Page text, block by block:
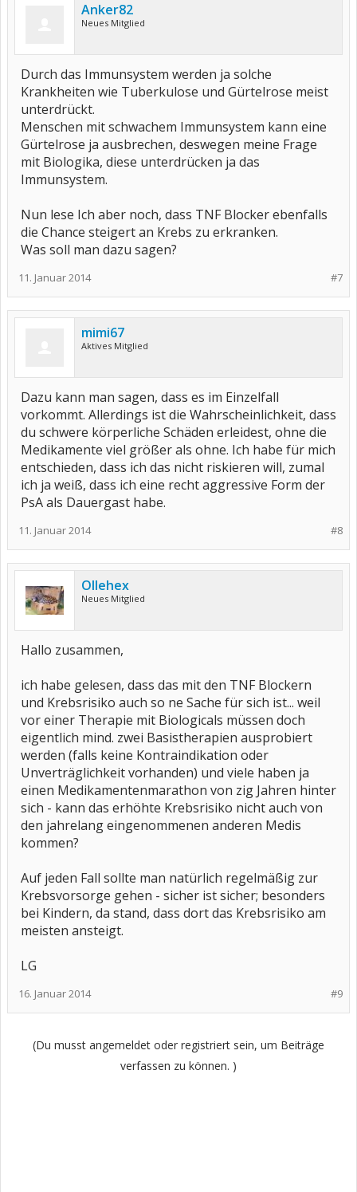
Anker82
Neues Mitglied
Durch das Immunsystem werden ja solche
Krankheiten wie Tuberkulose und Gürtelrose meist
unterdrückt.
Menschen mit schwachem Immunsystem kann eine
Gürtelrose ja ausbrechen, deswegen meine Frage
mit Biologika, diese unterdrücken ja das
Immunsystem.
Nun lese Ich aber noch, dass TNF Blocker ebenfalls
die Chance steigert an Krebs zu erkranken.
Was soll man dazu sagen?
#7
11. Januar 2014
mimi67
Aktives Mitglied
Dazu kann man sagen, dass es im Einzelfall
vorkommt. Allerdings ist die Wahrscheinlichkeit, dass
du schwere körperliche Schäden erleidest, ohne die
Medikamente viel größer als ohne. Ich habe für mich
entschieden, dass ich das nicht riskieren will, zumal
ich ja weiß, dass ich eine recht aggressive Form der
PsA als Dauergast habe.
#8
11. Januar 2014
Ollehex
Neues Mitglied
Hallo zusammen,
ich habe gelesen, dass das mit den TNF Blockern
und Krebsrisiko auch so ne Sache für sich ist... weil
vor einer Therapie mit Biologicals müssen doch
eigentlich mind. zwei Basistherapien ausprobiert
werden (falls keine Kontraindikation oder
Unverträglichkeit vorhanden) und viele haben ja
einen Medikamentenmarathon von zig Jahren hinter
sich - kann das erhöhte Krebsrisiko nicht auch von
den jahrelang eingenommenen anderen Medis
kommen?
Auf jeden Fall sollte man natürlich regelmäßig zur
Krebsvorsorge gehen - sicher ist sicher; besonders
bei Kindern, da stand, dass dort das Krebsrisiko am
meisten ansteigt.
LG
#9
16. Januar 2014
(Du musst angemeldet oder registriert sein, um Beiträge
verfassen zu können. )